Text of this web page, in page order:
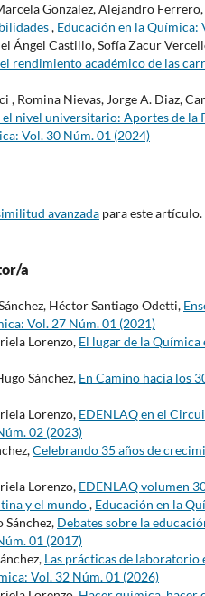
Gonzalez, Alejandro
, Educación en la Química:
Ángel Castillo, Sofía Zacur
rendimiento académico de las
, Romina Nievas, Jorge A. Diaz,
el nivel universitario: Aportes de
Vol. 30 Núm. 01 (2024)
avanzada para este artículo.
a
Héctor Santiago Odetti,
Vol. 27 Núm. 01 (2021)
Lorenzo, El lugar de la Química
Sánchez, En Camino hacia los
Lorenzo, EDENLAQ en el
02 (2023)
Celebrando 35 años de
Lorenzo, EDENLAQ volumen
y el mundo, Educación en la
Sánchez, Debates sobre la
01 (2017)
Las prácticas de laboratorio
Vol. 32 Núm. 01 (2026)